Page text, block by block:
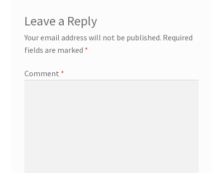
Leave a Reply
Your email address will not be published. Required
fields are marked *
Comment *